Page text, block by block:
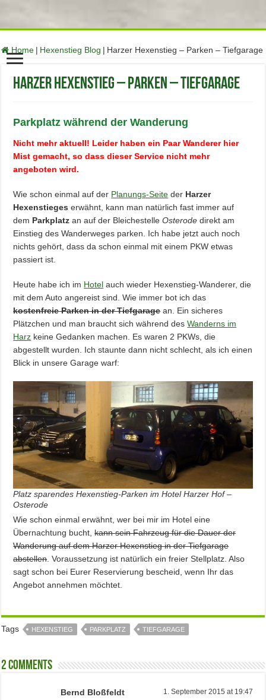
Home | Hexenstieg Blog | Harzer Hexenstieg – Parken – Tiefgarage
Harzer Hexenstieg – Parken – Tiefgarage
Parkplatz während der Wanderung
Nicht mehr aktuell! Leider haben ein Paar Wanderer hier
Mist gemacht, so dass dieser Service nicht mehr
angeboten wird.
Wie schon einmal auf der Planungs-Seite der Harzer
Hexenstieges erwähnt, kann man natürlich fast immer auf
dem Parkplatz an auf der BleichestelleOsterode direkt am
Einstieg des Wanderweges parken. Ich habe jetzt auch noch
nichts gehört, dass da schon einmal mit einem PKW etwas
passiert ist.
Heute habe ich im Hotel auch wieder Hexenstieg-Wanderer, die
mit dem Auto angereist sind. Wie immer bot ich das
kostenfreie Parken in der Tiefgaragean. Ein sicheres
Plätzchen und man braucht sich während desWanderns im
Harz keine Gedanken machen. Es waren 2 PKWs, die
abgestellt wurden. Ich staunte dann nicht schlecht, als ich einen
Blick in unsere Garage warf:
Platz sparendes Hexenstieg-Parken im Hotel Harzer Hof –
Osterode
Wie schon einmal erwähnt, wer bei mir im Hotel eine
Übernachtung bucht,kann sein Fahrzeug für die Dauer der
Wanderung auf dem Harzer Hexenstieg in der Tiefgarage
abstellen. Voraussetzung ist natürlich ein freier Stellplatz. Also
sagt schon bei Eurer Reservierung bescheid, wenn Ihr das
Angebot annehmen möchtet.
Tags HEXENSTIEG PARKPLATZ TIEFGARAGE
2 comments
Bernd Bloßfeldt 1. September 2015 at 19:47